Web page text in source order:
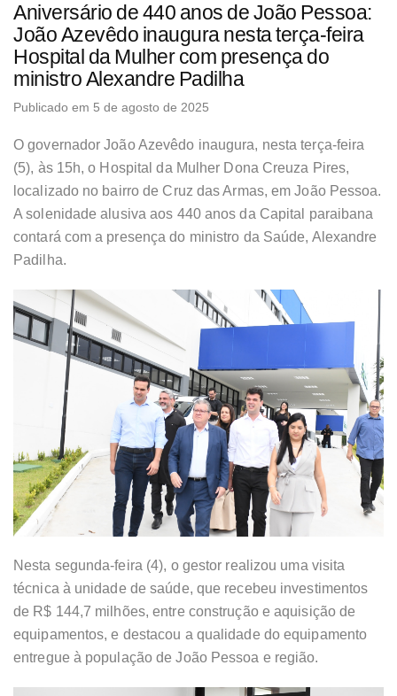
Aniversário de 440 anos de João Pessoa:
João Azevêdo inaugura nesta terça-feira
Hospital da Mulher com presença do
ministro Alexandre Padilha
Publicado em 5 de agosto de 2025
O governador João Azevêdo inaugura, nesta terça-feira
(5), às 15h, o Hospital da Mulher Dona Creuza Pires,
localizado no bairro de Cruz das Armas, em João Pessoa.
A solenidade alusiva aos 440 anos da Capital paraibana
contará com a presença do ministro da Saúde, Alexandre
Padilha.
Nesta segunda-feira (4), o gestor realizou uma visita
técnica à unidade de saúde, que recebeu investimentos
de R$ 144,7 milhões, entre construção e aquisição de
equipamentos, e destacou a qualidade do equipamento
entregue à população de João Pessoa e região.